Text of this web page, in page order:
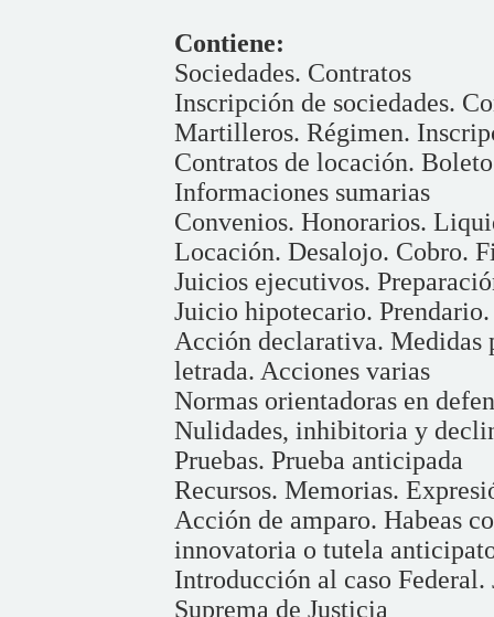
Contiene:
Sociedades. Contratos
Inscripción de sociedades.
Martilleros. Régimen.
Contratos de locación.
Informaciones sumarias
Convenios. Honorarios.
Locación. Desalojo. Cobro.
Juicios ejecutivos.
Juicio hipotecario.
Acción declarativa. Medidas
letrada. Acciones varias
Normas orientadoras en
Nulidades, inhibitoria y
Pruebas. Prueba anticipada
Recursos. Memorias.
Acción de amparo. Habeas
innovatoria o tutela
Introducción al caso
Suprema de Justicia